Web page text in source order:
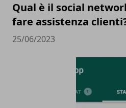
Qual è il social
fare assistenza
25/06/2023